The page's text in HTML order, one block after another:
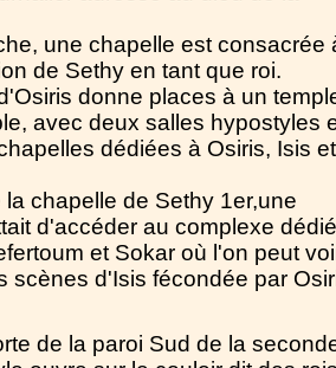
une chapelle est consacrée
de Sethy en tant que roi.
donne places à un
avec deux salles hypostyles
dédiées à Osiris, Isis et
chapelle de Sethy 1er,une
d'accéder au complexe dédié
et Sokar où l'on peut
scènes d'Isis fécondée par
de la paroi Sud de la